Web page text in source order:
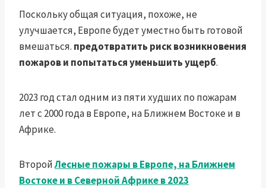
Поскольку общая ситуация, похоже, не
улучшается, Европе будет уместно быть готовой
вмешаться. предотвратить риск возникновения
пожаров и попытаться уменьшить ущерб.
2023 год стал одним из пяти худших по пожарам
лет с 2000 года в Европе, на Ближнем Востоке и в
Африке.
ВторойЛесные пожары в Европе, на Ближнем
Востоке и в Северной Африке в 2023